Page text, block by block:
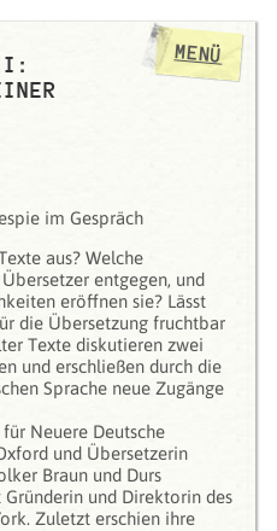
im Gespräch
aus? Welche
entgegen, und
eröffnen sie? Lässt
die Übersetzung fruchtbar
Texte diskutieren zwei
und erschließen durch die
Sprache neue Zugänge
Neuere Deutsche
und Übersetzerin
Braun und Durs
Gründerin und Direktorin des
Zuletzt erschien ihre
MENÜ